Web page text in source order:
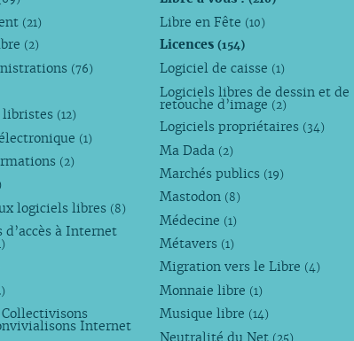
(21)
(2)
(76)
libristes (12)
(1)
(2)
logiciels libres (8)
d’accès à Internet
Internet
Libre en Fête (10)
Licences(154)
Logiciel de caisse (1)
Logiciels libres de dessin et de
retouche d’image (2)
Logiciels propriétaires (34)
Ma Dada (2)
Marchés publics (19)
Mastodon (8)
Médecine (1)
Métavers (1)
Migration vers le Libre (4)
Monnaie libre (1)
Musique libre (14)
Neutralité du Net (25)